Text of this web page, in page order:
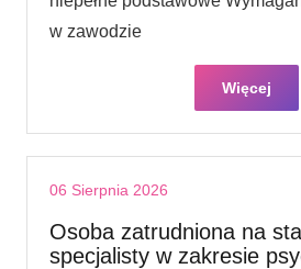
w zawodzie
Więcej
06 Sierpnia 2026
Osoba zatrudniona na
specjalisty w zakresie